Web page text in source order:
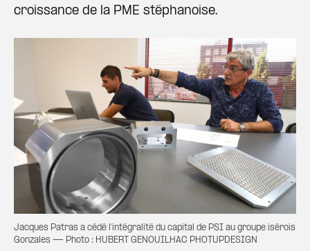
croissance de la PME stéphanoise.
Jacques Patras a cédé l’intégralité du capital de PSI au groupe isérois
Gonzales — Photo : HUBERT GENOUILHAC PHOTUPDESIGN